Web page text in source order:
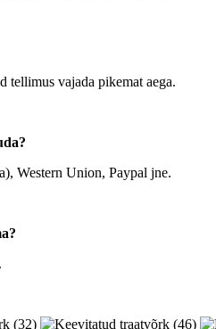
tellimus vajada pikemat aega.
Western Union, Paypal jne.